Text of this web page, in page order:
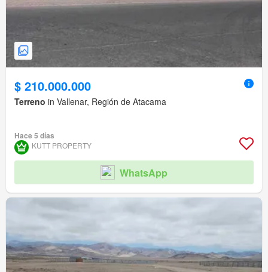
$ 210.000.000
Terreno in Vallenar, Región de Atacama
Hace 5 días
KUTT PROPERTY
WhatsApp